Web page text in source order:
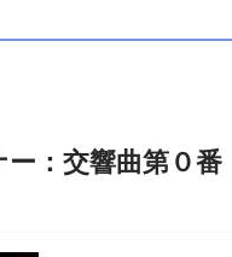
：交響曲第０番